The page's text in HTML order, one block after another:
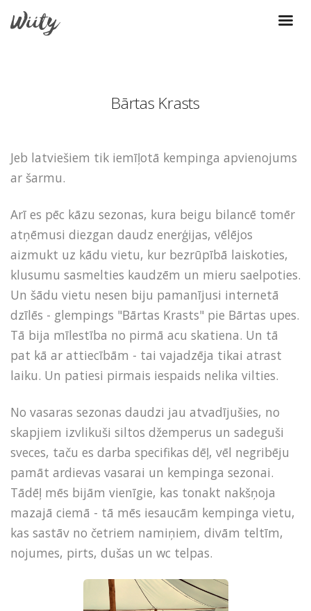
Bārtas Krasts
Jeb latviešiem tik iemīļotā kempinga apvienojums
ar šarmu.
Arī es pēc kāzu sezonas, kura beigu bilancē tomēr
atņēmusi diezgan daudz enerģijas, vēlējos
aizmukt uz kādu vietu, kur bezrūpībā laiskoties,
klusumu sasmelties kaudzēm un mieru saelpoties.
Un šādu vietu nesen biju pamanījusi internetā
dzīlēs - glempings "Bārtas Krasts" pie Bārtas upes.
Tā bija mīlestība no pirmā acu skatiena. Un tā
pat kā ar attiecībām - tai vajadzēja tikai atrast
laiku. Un patiesi pirmais iespaids nelika vilties.
No vasaras sezonas daudzi jau atvadījušies, no
skapjiem izvlikuši siltos džemperus un sadeguši
sveces, taču es darba specifikas dēļ, vēl negribēju
pamāt ardievas vasarai un kempinga sezonai.
Tādēļ mēs bijām vienīgie, kas tonakt nakšņoja
mazajā ciemā - tā mēs iesaucām kempinga vietu,
kas sastāv no četriem namiņiem, divām teltīm,
nojumes, pirts, dušas un wc telpas.